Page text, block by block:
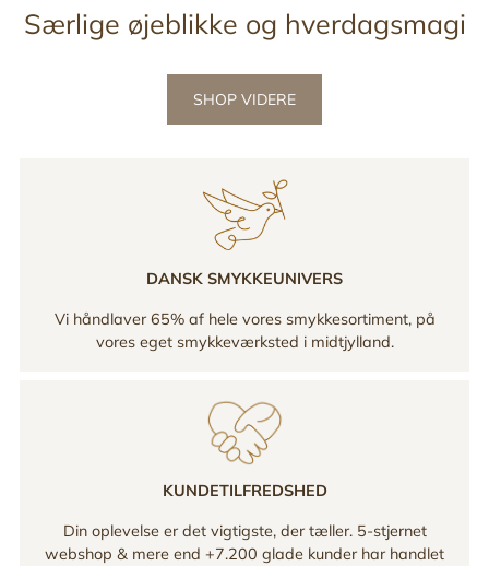
Særlige øjeblikke og hverdagsmagi
SHOP VIDERE
DANSK SMYKKEUNIVERS
Vi håndlaver 65% af hele vores smykkesortiment, på
vores eget smykkeværksted i midtjylland.
KUNDETILFREDSHED
Din oplevelse er det vigtigste, der tæller. 5-stjernet
webshop & mere end +7.200 glade kunder har handlet